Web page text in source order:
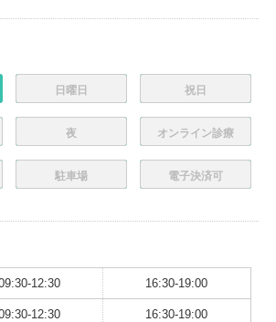
日曜日 祝日
夜 オンライン診療
駐車場 電子決済可
12:30 16:30-19:00
12:30 16:30-19:00